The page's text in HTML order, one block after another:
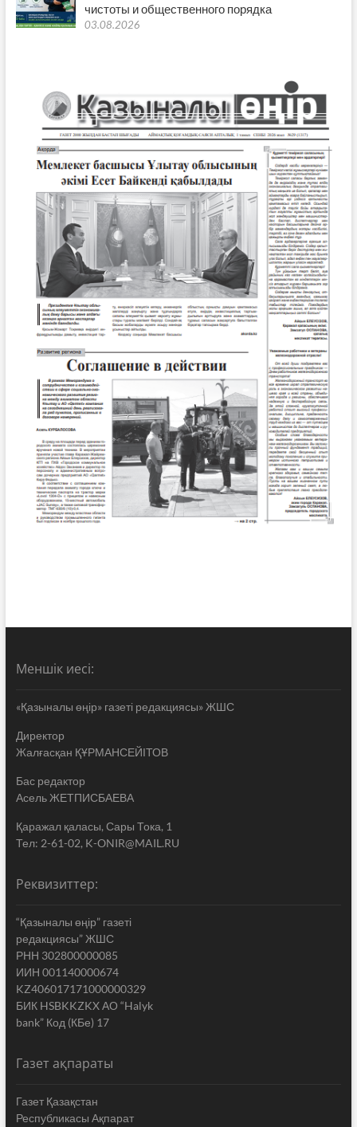
чистоты и общественного порядка
03.08.2026
Меншік иесі:
«Қазыналы өңір» газеті редакциясы» ЖШС
Директор
Жалғасқан ҚҰРМАНСЕЙІТОВ
Бас редактор
Асель ЖЕТПИСБАЕВА
Қаражал қаласы, Сары Тока, 1
Тел: 2-61-02, K-ONIR@MAIL.RU
Реквизиттер:
“Қазыналы өңір” газеті
редакциясы” ЖШС
РНН 302800000085
ИИН 001140000674
KZ406017171000000329
БИК HSBKKZKX АО “Halyk
bank” Код (КБе) 17
Газет ақпараты
Газет Қазақстан
Республикасы Ақпарат